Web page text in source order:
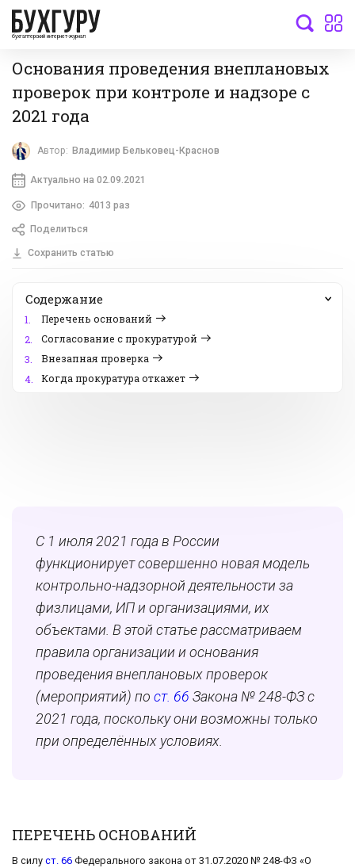
бухгалтерский интернет-журнал
Основания проведения внеплановых
проверок при контроле и надзоре с
2021 года
Автор: Владимир Бельковец-Краснов
Актуально на 02.09.2021
Прочитано: 4013 раз
Поделиться
Сохранить статью
Содержание
1.
Перечень оснований
2.
Согласование с прокуратурой
3.
Внезапная проверка
4.
Когда прокуратура откажет
С 1 июля 2021 года в России
функционирует совершенно новая модель
контрольно-надзорной деятельности за
физлицами, ИП и организациями, их
объектами. В этой статье рассматриваем
правила организации и основания
проведения внеплановых проверок
(мероприятий) по ст. 66 Закона № 248-ФЗ с
2021 года, поскольку они возможны только
при определённых условиях.
ПЕРЕЧЕНЬ ОСНОВАНИЙ
В силу ст. 66 Федерального закона от 31.07.2020 № 248-ФЗ «О